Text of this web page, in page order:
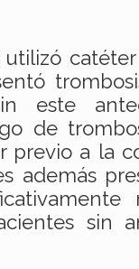
utilizó
este
de
previo a la
además
sin